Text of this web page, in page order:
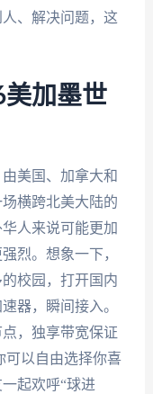
、解决问题，这
加墨世
美国、加拿大和
横跨北美大陆的
人来说可能更加
烈。想象一下，
校园，打开国内
器，瞬间接入。
，独享带宽保证
可以自由选择你喜
起欢呼“球进